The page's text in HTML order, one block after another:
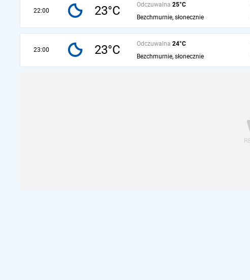
22:00 23°C Odczuwalna 25°C
Bezchmurnie, słonecznie
23:00 23°C Odczuwalna 24°C
Bezchmurnie, słonecznie